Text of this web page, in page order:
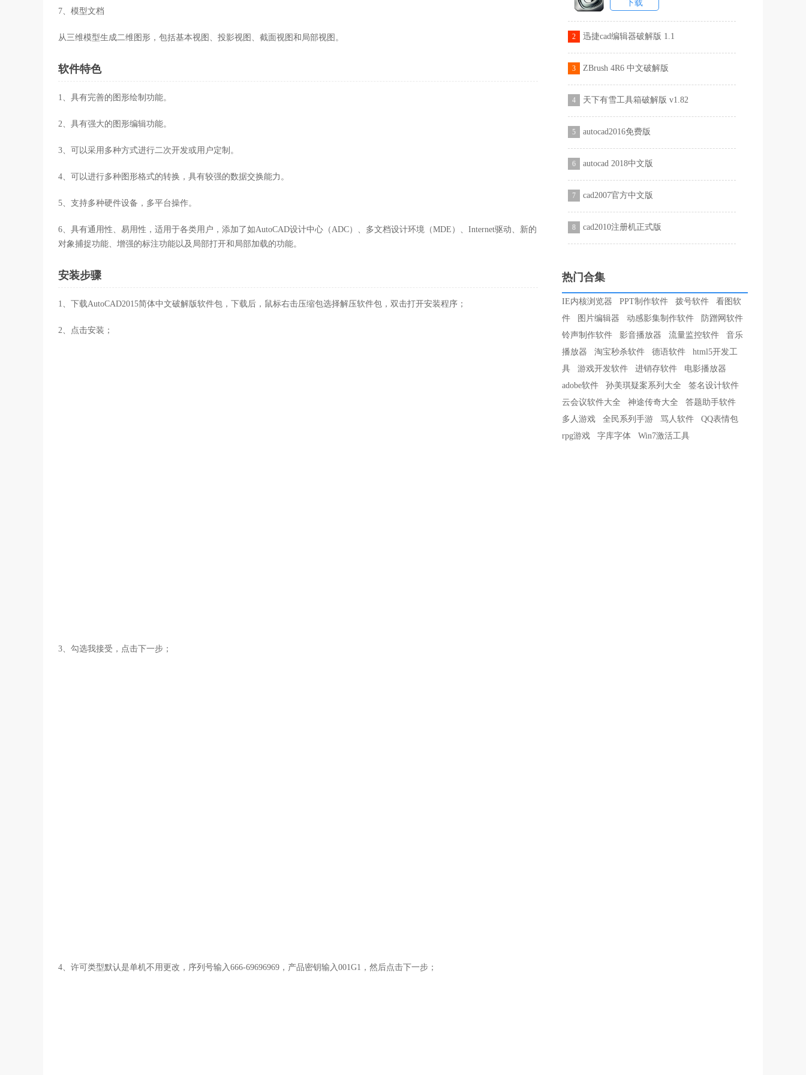
7、模型文档
从三维模型生成二维图形，包括基本视图、投影视图、截面视图和局部视图。
软件特色
1、具有完善的图形绘制功能。
2、具有强大的图形编辑功能。
3、可以采用多种方式进行二次开发或用户定制。
4、可以进行多种图形格式的转换，具有较强的数据交换能力。
5、支持多种硬件设备，多平台操作。
6、具有通用性、易用性，适用于各类用户，添加了如AutoCAD设计中心（ADC）、多文档设计环境（MDE）、Internet驱动、新的
对象捕捉功能、增强的标注功能以及局部打开和局部加载的功能。
安装步骤
1、下载AutoCAD2015简体中文破解版软件包，下载后，鼠标右击压缩包选择解压软件包，双击打开安装程序；
2、点击安装；
3、勾选我接受，点击下一步；
4、许可类型默认是单机不用更改，序列号输入666-69696969，产品密钥输入001G1，然后点击下一步；
下载
2 迅捷cad编辑器破解版 1.1
3 ZBrush 4R6 中文破解版
4 天下有雪工具箱破解版 v1.82
5 autocad2016免费版
6 autocad 2018中文版
7 cad2007官方中文版
8 cad2010注册机正式版
热门合集
IE内核浏览器 PPT制作软件 拨号软件
看图软
件
图片编辑器 动感影集制作软件
防蹭网软件
铃声制作软件
影音播放器 流量监控软件
音乐
播放器
淘宝秒杀软件 德语软件
html5开发工
具
游戏开发软件 进销存软件
电影播放器
adobe软件
孙美琪疑案系列大全
签名设计软件
云会议软件大全
神途传奇大全
答题助手软件
多人游戏
全民系列手游 骂人软件
QQ表情包
rpg游戏
字库字体 Win7激活工具